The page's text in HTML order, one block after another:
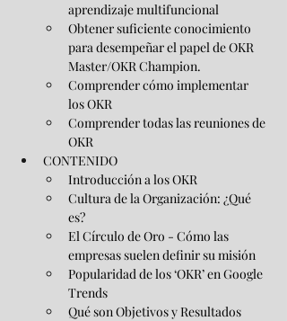
aprendizaje multifuncional
Obtener suficiente conocimiento
para desempeñar el papel de OKR
Master/OKR Champion.
Comprender cómo implementar
los OKR
Comprender todas las reuniones de
OKR
CONTENIDO
Introducción a los OKR
Cultura de la Organización: ¿Qué
es?
El Círculo de Oro - Cómo las
empresas suelen definir su misión
Popularidad de los ‘OKR’ en Google
Trends
Qué son Objetivos y Resultados